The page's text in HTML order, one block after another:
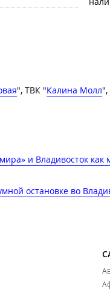
", ТВК "Калина Молл
и Владивосток
остановке во